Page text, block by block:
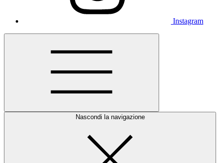
Instagram
Nascondi la navigazione